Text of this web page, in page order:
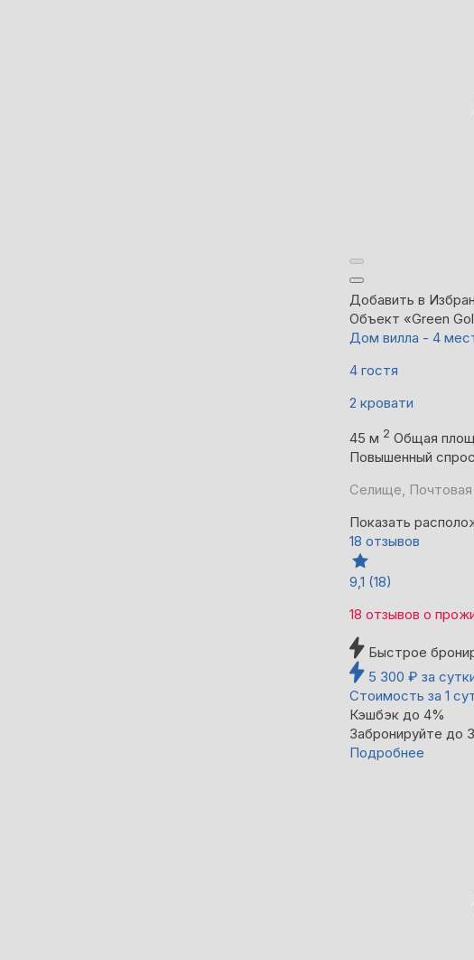
Добавить в
Объект «Green
Дом вилла - 4
4 гостя
2 кровати
45 м 2 Общая
Повышенный спрос
Селище, Почтовая
Показать
18 отзывов
9,1 (18)
18 отзывов о
Быстрое
5 300 ₽ за
Стоимость за 1
Кэшбэк до 4%
Забронируйте до
Подробнее